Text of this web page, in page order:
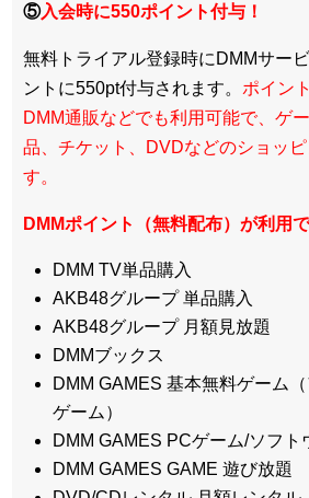
⑤入会時に550ポイント付与！
無料トライアル登録時にDMMサー
ントに550pt付与されます。 ポイン
DMM通販などでも利用可能で、ゲ
品、チケット、DVDなどのショッ
す。
DMMポイント（無料配布）が利用
DMM TV単品購入
AKB48グループ 単品購入
AKB48グループ 月額見放題
DMMブックス
DMM GAMES 基本無料ゲーム
ゲーム）
DMM GAMES PCゲーム/ソフト
DMM GAMES GAME 遊び放題